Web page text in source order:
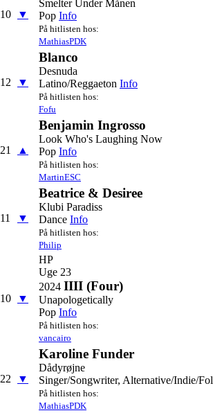
10 ▼
Smelter Under Månen
Pop Info
På hitlisten hos:
MathiasPDK
12 ▼
Blanco
Desnuda
Latino/Reggaeton Info
På hitlisten hos:
Fofu
21 ▲
Benjamin Ingrosso
Look Who's Laughing Now
Pop Info
På hitlisten hos:
MartinESC
11 ▼
Beatrice & Desiree
Klubi Paradiss
Dance Info
På hitlisten hos:
Philip
10 ▼
HP
Uge 23
2024 IIII (Four)
Unapologetically
Pop Info
På hitlisten hos:
vancairo
22 ▼
Karoline Funder
Dådyrøjne
Singer/Songwriter, Alternative/Indie/
På hitlisten hos:
MathiasPDK